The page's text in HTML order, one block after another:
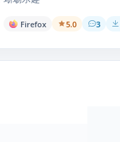
Firefox 5.0 3